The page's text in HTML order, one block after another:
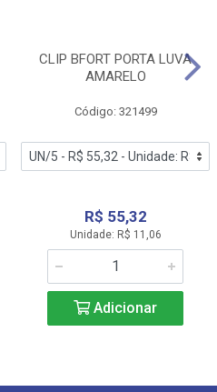
CLIP BFORT PORTA LUVA
AMARELO
Código: 321499
R$ 55,32
Unidade: R$ 11,06
Adicionar